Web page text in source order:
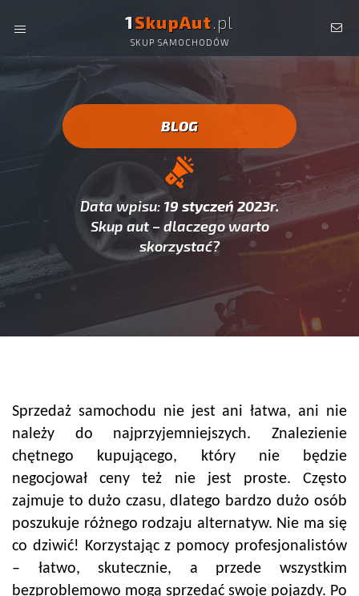
1SkupAut.pl
SKUP SAMOCHODÓW
SKUP AUT, SKUP SAMOCHODÓW - AUTO SKUP CAŁA
POLSKA!
BLOG
Data wpisu: 19 styczeń 2023r.
Skup aut – dlaczego warto
skorzystać?
Sprzedaż samochodu nie jest ani łatwa, ani nie
należy do najprzyjemniejszych. Znalezienie
chętnego kupującego, który nie będzie
negocjował ceny też nie jest proste. Często
zajmuje to dużo czasu, dlatego bardzo dużo osób
poszukuje różnego rodzaju alternatyw. Nie ma się
co dziwić! Korzystając z pomocy profesjonalistów
– łatwo, skutecznie, a przede wszystkim
bezproblemowo mogą sprzedać swoje pojazdy. Po